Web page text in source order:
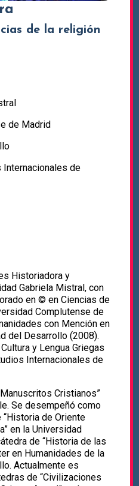
de la religión
de Madrid
Internacionales de
Historiadora y
Gabriela Mistral, con
en © en Ciencias de
Complutense de
con Mención en
del Desarrollo (2008).
y Lengua Griegas
Internacionales de
Cristianos”
Se desempeñó como
de Oriente
en la Universidad
de “Historia de las
en Humanidades de la
Actualmente es
de “Civilizaciones